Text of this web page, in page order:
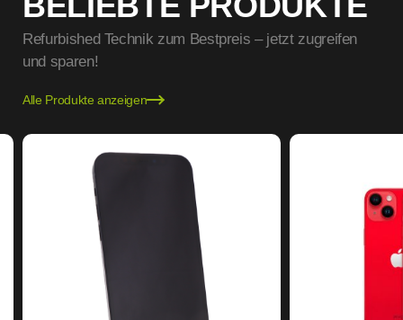
Refurbished Technik zum Bestpreis – jetzt zugreifen
und sparen!
Alle Produkte anzeigen